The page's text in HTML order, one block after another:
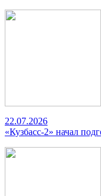
22.07.2026
«Кузбасс-2» начал